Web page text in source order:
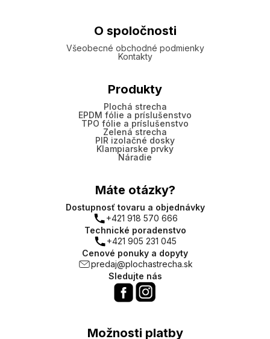
O spoločnosti
Všeobecné obchodné podmienky
Kontakty
Produkty
Plochá strecha
EPDM fólie a príslušenstvo
TPO fólie a príslušenstvo
Zelená strecha
PIR izolačné dosky
Klampiarske prvky
Náradie
Máte otázky?
Dostupnosť tovaru a objednávky
+421 918 570 666
Technické poradenstvo
+421 905 231 045
Cenové ponuky a dopyty
predaj@plochastrecha.sk
Sledujte nás
Možnosti platby